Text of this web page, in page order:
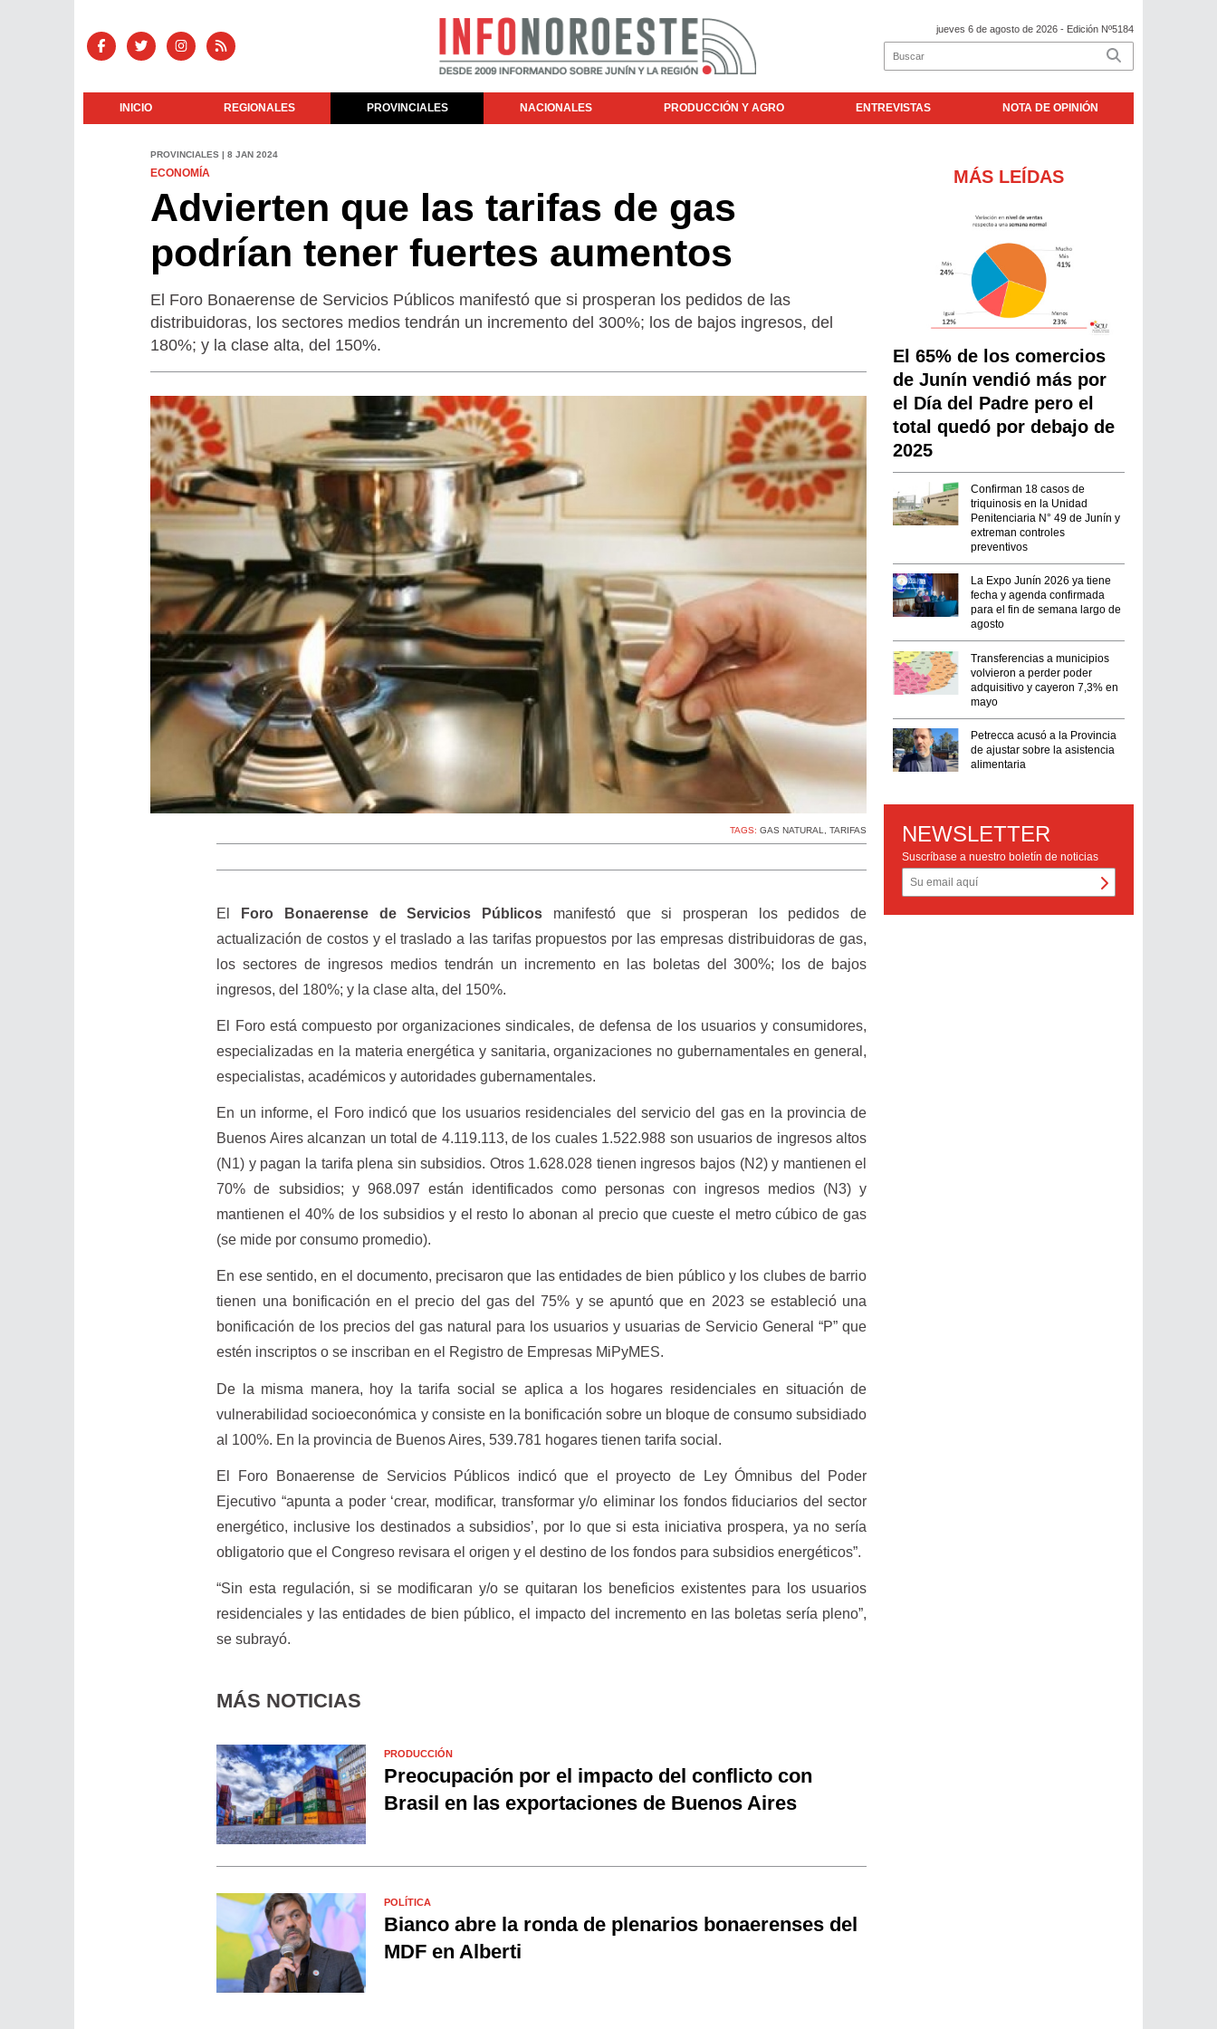
jueves 6 de agosto de 2026 - Edición Nº5184
INICIO REGIONALES PROVINCIALES NACIONALES PRODUCCIÓN Y AGRO ENTREVISTAS NOTA DE OPINIÓN
PROVINCIALES | 8 JAN 2024
ECONOMÍA
Advierten que las tarifas de gas
podrían tener fuertes aumentos
El Foro Bonaerense de Servicios Públicos manifestó que si prosperan los pedidos de las
distribuidoras, los sectores medios tendrán un incremento del 300%; los de bajos ingresos, del
180%; y la clase alta, del 150%.
TAGS:GAS NATURAL ,TARIFAS
El Foro Bonaerense de Servicios Públicos manifestó que si prosperan los pedidos de
actualización de costos y el traslado a las tarifas propuestos por las empresas distribuidoras de gas,
los sectores de ingresos medios tendrán un incremento en las boletas del 300%; los de bajos
ingresos, del 180%; y la clase alta, del 150%.
El Foro está compuesto por organizaciones sindicales, de defensa de los usuarios y consumidores,
especializadas en la materia energética y sanitaria, organizaciones no gubernamentales en general,
especialistas, académicos y autoridades gubernamentales.
En un informe, el Foro indicó que los usuarios residenciales del servicio del gas en la provincia de
Buenos Aires alcanzan un total de 4.119.113, de los cuales 1.522.988 son usuarios de ingresos altos
(N1) y pagan la tarifa plena sin subsidios. Otros 1.628.028 tienen ingresos bajos (N2) y mantienen el
70% de subsidios; y 968.097 están identificados como personas con ingresos medios (N3) y
mantienen el 40% de los subsidios y el resto lo abonan al precio que cueste el metro cúbico de gas
(se mide por consumo promedio).
En ese sentido, en el documento, precisaron que las entidades de bien público y los clubes de barrio
tienen una bonificación en el precio del gas del 75% y se apuntó que en 2023 se estableció una
bonificación de los precios del gas natural para los usuarios y usuarias de Servicio General “P” que
estén inscriptos o se inscriban en el Registro de Empresas MiPyMES.
De la misma manera, hoy la tarifa social se aplica a los hogares residenciales en situación de
vulnerabilidad socioeconómica y consiste en la bonificación sobre un bloque de consumo subsidiado
al 100%. En la provincia de Buenos Aires, 539.781 hogares tienen tarifa social.
El Foro Bonaerense de Servicios Públicos indicó que el proyecto de Ley Ómnibus del Poder
Ejecutivo “apunta a poder ‘crear, modificar, transformar y/o eliminar los fondos fiduciarios del sector
energético, inclusive los destinados a subsidios’, por lo que si esta iniciativa prospera, ya no sería
obligatorio que el Congreso revisara el origen y el destino de los fondos para subsidios energéticos”.
“Sin esta regulación, si se modificaran y/o se quitaran los beneficios existentes para los usuarios
residenciales y las entidades de bien público, el impacto del incremento en las boletas sería pleno”,
se subrayó.
MÁS NOTICIAS
PRODUCCIÓN
Preocupación por el impacto del conflicto con
Brasil en las exportaciones de Buenos Aires
POLÍTICA
Bianco abre la ronda de plenarios bonaerenses del
MDF en Alberti
MÁS LEÍDAS
El 65% de los comercios
de Junín vendió más por
el Día del Padre pero el
total quedó por debajo de
2025
Confirman 18 casos de
triquinosis en la Unidad
Penitenciaria N° 49 de Junín y
extreman controles
preventivos
La Expo Junín 2026 ya tiene
fecha y agenda confirmada
para el fin de semana largo de
agosto
Transferencias a municipios
volvieron a perder poder
adquisitivo y cayeron 7,3% en
mayo
Petrecca acusó a la Provincia
de ajustar sobre la asistencia
alimentaria
NEWSLETTER
Suscríbase a nuestro boletín de noticias